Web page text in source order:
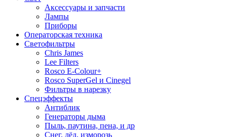
Аксессуары и запчасти
Лампы
Приборы
Операторская техника
Светофильтры
Chris James
Lee Filters
Rosco E-Colour+
Rosco SuperGel и Cinegel
Фильтры в нарезку
Спецэффекты
Антиблик
Генераторы дыма
Пыль, паутина, пена, и др
Снег, лёд, изморозь